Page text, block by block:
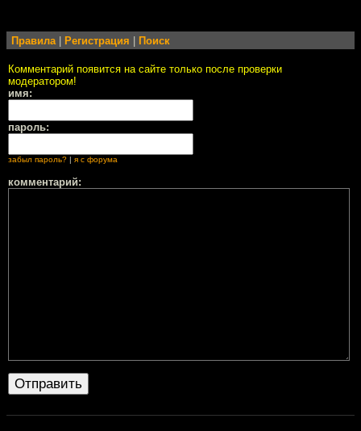
Правила| Регистрация Поиск
Комментарий появится на сайте только после проверки
модератором!
имя:
пароль:
забыл пароль? я с форума
комментарий: